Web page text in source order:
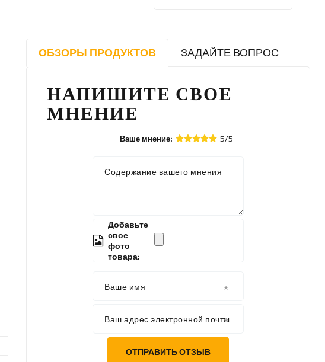
ОБЗОРЫ ПРОДУКТОВ ЗАДАЙТЕ ВОПРОС
НАПИШИТЕ СВОЕ
МНЕНИЕ
Ваше мнение: 5/5
Содержание вашего мнения
Добавьте
свое
фото
товара:
Ваше имя
Ваш адрес электронной почты
ОТПРАВИТЬ ОТЗЫВ